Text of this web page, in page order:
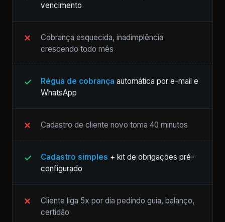
vencimento
Cobrança esquecida, inadimplência
crescendo todo mês
Régua de cobrança automática por e-mail e
WhatsApp
Cadastro de cliente novo toma 40 minutos
Cadastro simples + kit de obrigações pré-
configurado
Cliente liga 5x por dia pedindo guia, balanço,
certidão